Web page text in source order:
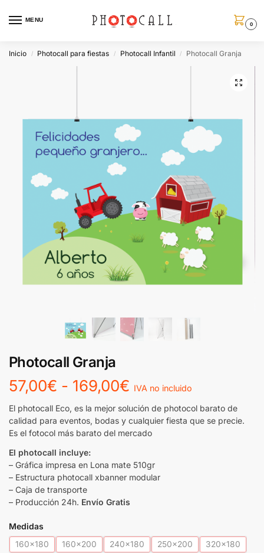
MENU
0
Inicio / Photocall para fiestas / Photocall Infantil / Photocall Granja
Photocall Granja
57,00€ - 169,00€ IVA no incluido
El photocall Eco, es la mejor solución de photocol barato de
calidad para eventos, bodas y cualquier fiesta que se precie.
Es el fotocol más barato del mercado
El photocall incluye:
– Gráfica impresa en Lona mate 510gr
– Estructura photocall xbanner modular
– Caja de transporte
– Producción 24h. Envío Gratis
Medidas
160x180 160x200 240x180 250x200
320x180